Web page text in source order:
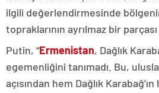
ilgili değerlendirmesinde
topraklarının ayrılmaz bir
Putin, “Ermenistan, Dağlık
egemenliğini tanımadı. Bu,
açısından hem Dağlık